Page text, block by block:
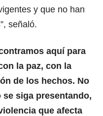
y que no han
señaló.
aquí para
la paz, con la
de los hechos. No
siga presentando,
que afecta